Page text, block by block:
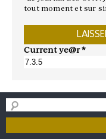
tout moment et sur
Current ye@r*